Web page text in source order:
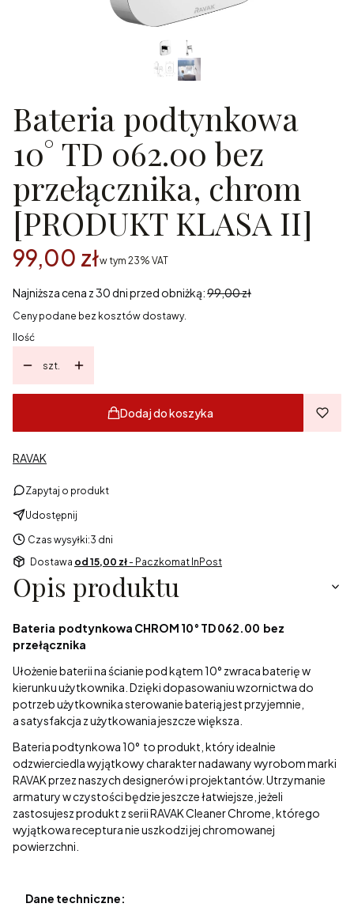
Bateria podtynkowa
10° TD 062.00 bez
przełącznika, chrom
[PRODUKT KLASA II]
99,00 złw tym 23% VAT
w tym 23% VAT
Najniższa cena z 30 dni przed obniżką:99,00 zł
Ceny podane bez kosztów dostawy.
Ilość
szt.
Dodaj do koszyka
RAVAK
Zapytaj o produkt
Udostępnij
Czas wysyłki:3 dni
Dostawa od 15,00 zł- Paczkomat InPost
Opis produktu
Bateria podtynkowa CHROM 10° TD 062.00 bez
przełącznika
Ułożenie baterii na ścianie pod kątem 10° zwraca baterię w
kierunku użytkownika. Dzięki dopasowaniu wzornictwa do
potrzeb użytkownika sterowanie baterią jest przyjemnie,
a satysfakcja z użytkowania jeszcze większa.
Bateria podtynkowa 10° to produkt, który idealnie
odzwierciedla wyjątkowy charakter nadawany wyrobom marki
RAVAK przez naszych designerów i projektantów. Utrzymanie
armatury w czystości będzie jeszcze łatwiejsze, jeżeli
zastosujesz produkt z serii RAVAK Cleaner Chrome, którego
wyjątkowa receptura nie uszkodzi jej chromowanej
powierzchni.
Dane techniczne: